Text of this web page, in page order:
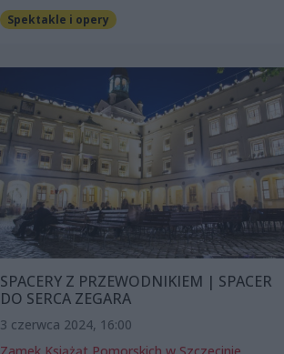
Spektakle i opery
SPACERY Z PRZEWODNIKIEM | SPACER
DO SERCA ZEGARA
3 czerwca 2024, 16:00